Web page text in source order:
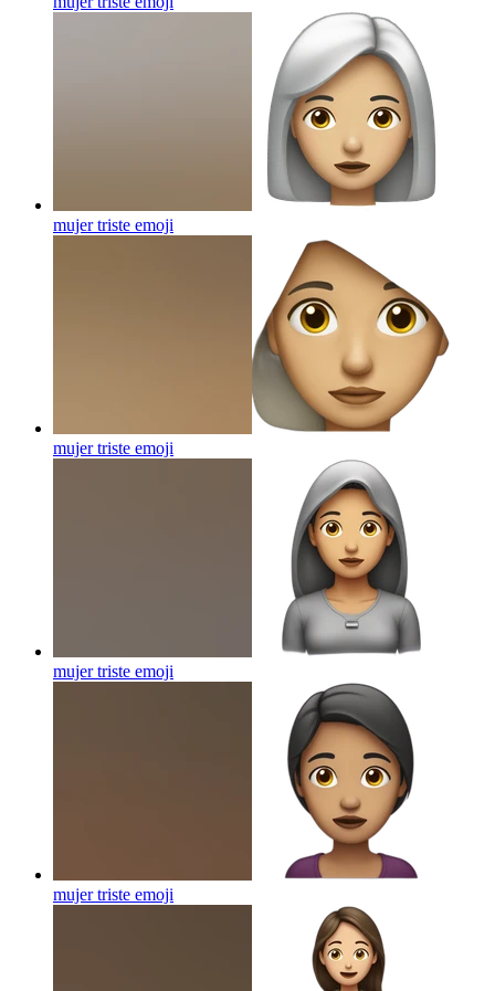
mujer triste emoji
mujer triste emoji
mujer triste emoji
mujer triste emoji